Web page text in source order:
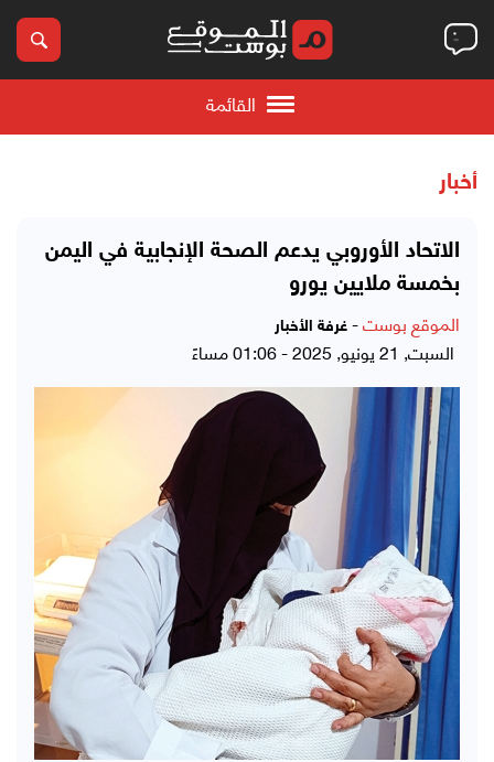
القائمة
أخبار
الاتحاد الأوروبي يدعم الصحة الإنجابية في اليمن
بخمسة ملايين يورو
الموقع بوست- غرفة الأخبار
السبت, 21 يونيو, 2025 - 01:06 مساءً